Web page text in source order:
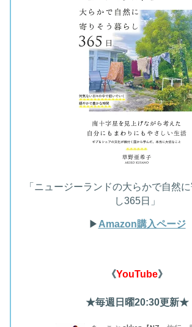
「ニュージーランドの大らかで自然
し365日」
▶︎Amazon購入ページ
《YouTube》
★毎週日曜20:30更新★